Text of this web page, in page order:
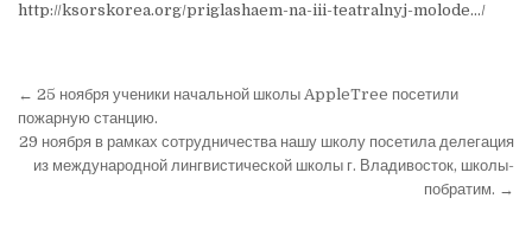
http://ksorskorea.org/priglashaem-na-iii-teatralnyj-molode…/
← 25 ноября ученики начальной школы AppleTree посетили
пожарную станцию.
29 ноября в рамках сотрудничества нашу школу посетила делегация
из международной лингвистической школы г. Владивосток, школы-
побратим. →